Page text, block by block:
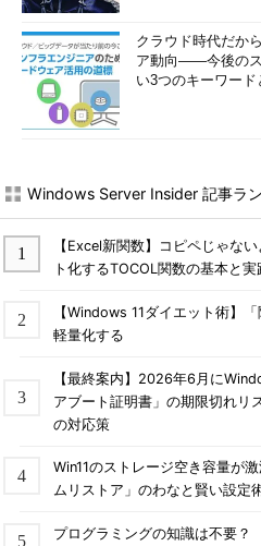
クラウド時代だか
ア動向――今後のス
い3つのキーワード
Windows Server Insider 記事ラ
【Excel新関数】コピペじゃな
ト化するTOCOL関数の基本と実
【Windows 11ダイエット術】
軽量化する
【最終案内】2026年6月に
アブート証明書」の期限切れリ
の対応策
Win11のストレージ空き容量が
ムリストア」のわなと賢い設定
プログラミングの知識は不要